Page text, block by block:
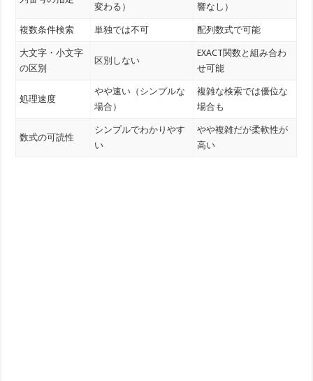
変わる） 響なし）
複数条件検索 単独では不可 配列数式で可能
大文字・小文字
の区別
区別しない
EXACT関数と組み合わ
せ可能
処理速度
やや速い（シンプルな
場合）
複雑な検索では優位な
場合も
数式の可読性
シンプルでわかりやす
い
やや複雑だが柔軟性が
高い